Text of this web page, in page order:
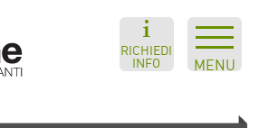
MENU
RICHIEDI
INFO